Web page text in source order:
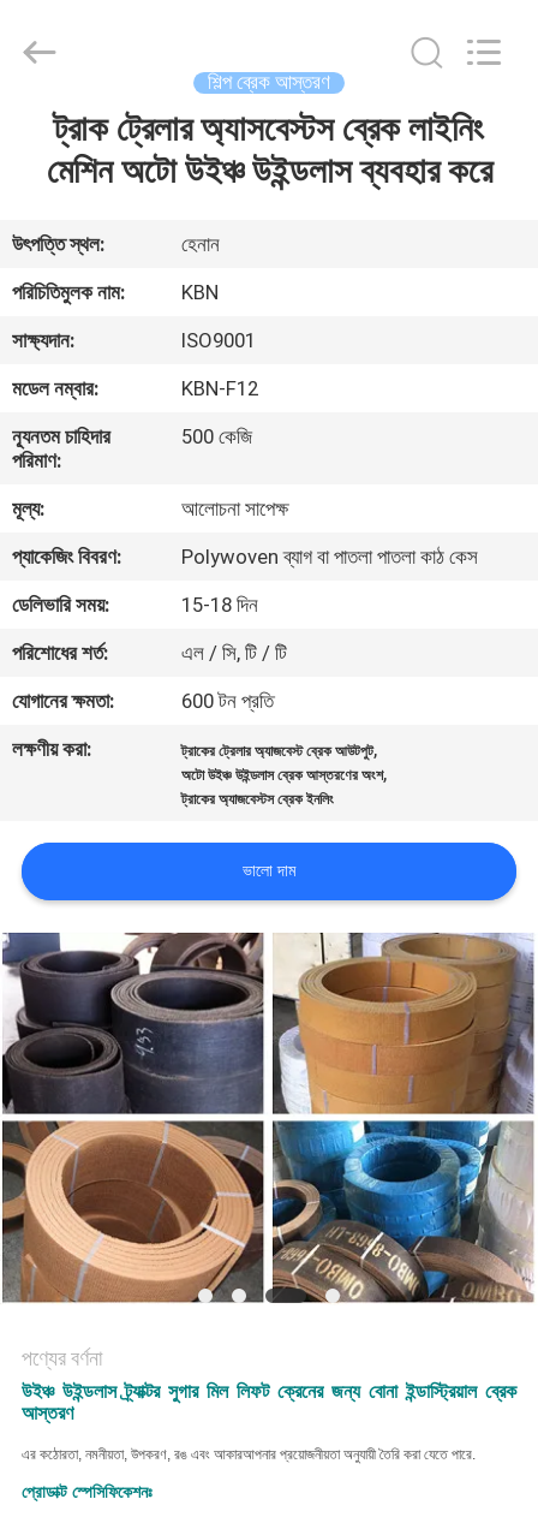
আমাদের
সম্পর্কে
কারখানা
ভ্রমণ
মান
নিয়ন্ত্রণ
যোগাযোগ
করুন
উদ্ধৃতির
আবেদন
সাইট
ম্যাপ
PRIVACY
POLICY
Reserved.
শিল্প ব্রেক আস্তরণ
ট্রাক ট্রেলার অ্যাসবেস্টস ব্রেক লাইনিং
মেশিন অটো উইঞ্চ উইন্ডলাস ব্যবহার করে
উৎপত্তি স্থল:
হেনান
পরিচিতিমুলক নাম:
KBN
সাক্ষ্যদান:
ISO9001
মডেল নম্বার:
KBN-F12
ন্যূনতম চাহিদার
পরিমাণ:
500 কেজি
মূল্য:
আলোচনা সাপেক্ষ
প্যাকেজিং বিবরণ:
Polywoven ব্যাগ বা পাতলা পাতলা কাঠ কেস
ডেলিভারি সময়:
15-18 দিন
পরিশোধের শর্ত:
এল / সি, টি / টি
যোগানের ক্ষমতা:
600 টন প্রতি
লক্ষণীয় করা:
ট্রাকের ট্রেলার অ্যাজবেস্ট ব্রেক আউটপুট,
অটো উইঞ্চ উইন্ডলাস ব্রেক আস্তরণের অংশ,
ট্রাকের অ্যাজবেস্টস ব্রেক ইনলিং
ভালো দাম
পণ্যের বর্ণনা
উইঞ্চ উইন্ডলাস ট্র্যাক্টর সুগার মিল লিফট ক্রেনের জন্য বোনা ইন্ডাস্ট্রিয়াল ব্রেক
আস্তরণ
এর কঠোরতা, নমনীয়তা, উপকরণ, রঙ এবং আকারআপনার প্রয়োজনীয়তা অনুযায়ী তৈরি করা যেতে পারে.
প্রোডাক্ট স্পেসিফিকেশনঃ